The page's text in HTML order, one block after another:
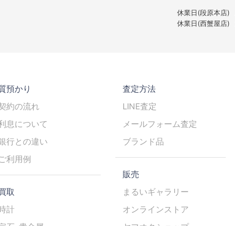
休業日(段原本店)
休業日(西蟹屋店)
預かり
約の流れ
息について
行との違い
利用例
取
計
査定方法
LINE査定
メールフォーム査定
ブランド品
販売
まるいギャラリー
オンラインストア